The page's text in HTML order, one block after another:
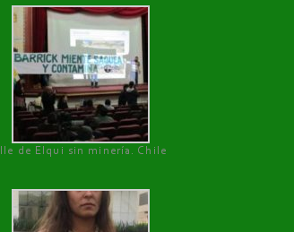
de Elqui sin minería. Chile